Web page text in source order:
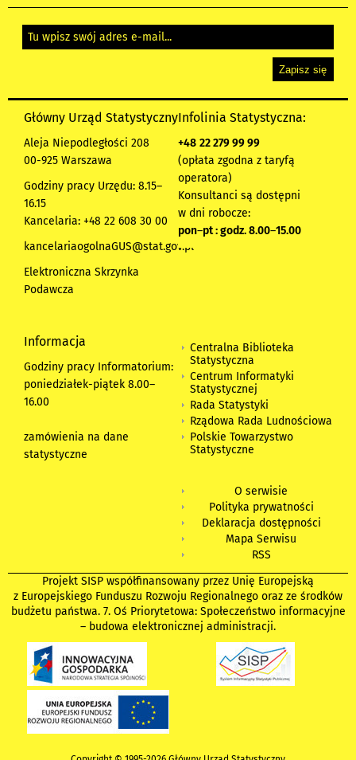
Główny Urząd Statystyczny
Aleja Niepodległości 208
00-925 Warszawa
Godziny pracy Urzędu: 8.15–
16.15
Kancelaria: +48 22 608 30 00
kancelariaogolnaGUS@stat.gov.pl
Elektroniczna Skrzynka
Podawcza
Infolinia Statystyczna:
+48 22 279 99 99
(opłata zgodna z taryfą
operatora)
Konsultanci są dostępni
w dni robocze:
pon–pt : godz. 8.00–15.00
Informacja
Godziny pracy Informatorium:
poniedziałek-piątek 8.00–
16.00
zamówienia na dane
statystyczne
Centralna Biblioteka
Statystyczna
Centrum Informatyki
Statystycznej
Rada Statystyki
Rządowa Rada Ludnościowa
Polskie Towarzystwo
Statystyczne
O serwisie
Polityka prywatności
Deklaracja dostępności
Mapa Serwisu
RSS
Projekt SISP współfinansowany przez Unię Europejską
z Europejskiego Funduszu Rozwoju Regionalnego oraz ze środków
budżetu państwa. 7. Oś Priorytetowa: Społeczeństwo informacyjne
– budowa elektronicznej administracji.